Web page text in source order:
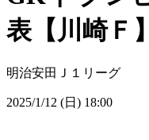
表【川崎Ｆ】
明治安田Ｊ１リーグ
2025/1/12 (日) 18:00